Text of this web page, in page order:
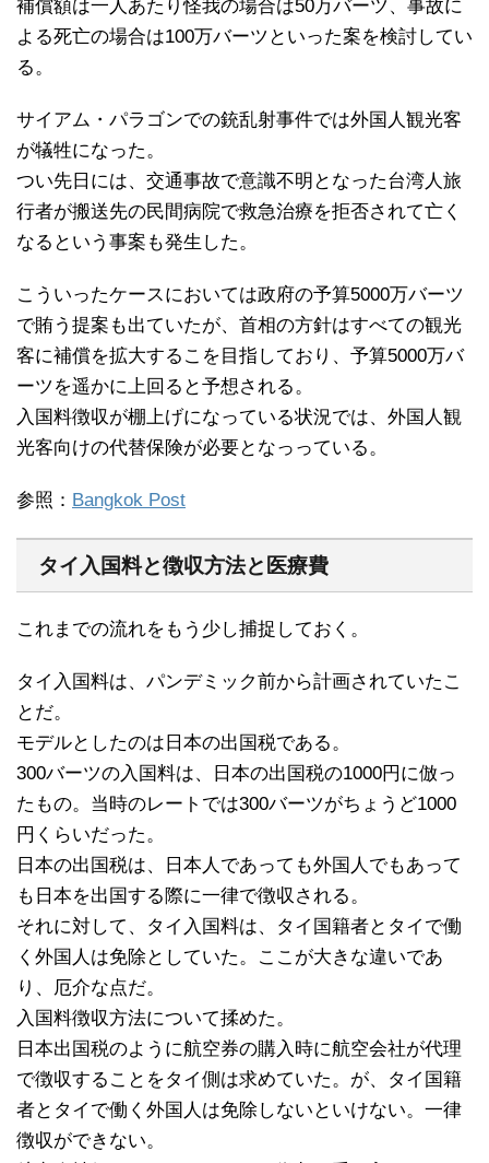
補償額は一人あたり怪我の場合は50万バーツ、事故に
よる死亡の場合は100万バーツといった案を検討してい
る。
サイアム・パラゴンでの銃乱射事件では外国人観光客
が犠牲になった。
つい先日には、交通事故で意識不明となった台湾人旅
行者が搬送先の民間病院で救急治療を拒否されて亡く
なるという事案も発生した。
こういったケースにおいては政府の予算5000万バーツ
で賄う提案も出ていたが、首相の方針はすべての観光
客に補償を拡大するこを目指しており、予算5000万バ
ーツを遥かに上回ると予想される。
入国料徴収が棚上げになっている状況では、外国人観
光客向けの代替保険が必要となっっている。
参照： Bangkok Post
タイ入国料と徴収方法と医療費
これまでの流れをもう少し捕捉しておく。
タイ入国料は、パンデミック前から計画されていたこ
とだ。
モデルとしたのは日本の出国税である。
300バーツの入国料は、日本の出国税の1000円に倣っ
たもの。当時のレートでは300バーツがちょうど1000
円くらいだった。
日本の出国税は、日本人であっても外国人でもあって
も日本を出国する際に一律で徴収される。
それに対して、タイ入国料は、タイ国籍者とタイで働
く外国人は免除としていた。ここが大きな違いであ
り、厄介な点だ。
入国料徴収方法について揉めた。
日本出国税のように航空券の購入時に航空会社が代理
で徴収することをタイ側は求めていた。が、タイ国籍
者とタイで働く外国人は免除しないといけない。一律
徴収ができない。